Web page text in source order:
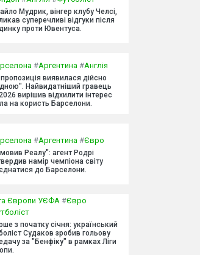
Мудрик, вінгер клубу Челсі,
суперечливі відгуки після
проти Ювентуса.
#Аргентина #Англія
виявилася дійсно
Найвидатніший гравець
вирішив відхилити інтерес
на користь Барселони.
#Аргентина #Євро
Реалу": агент Родрі
намір чемпіона світу
до Барселони.
Європи УЄФА#Євро
з початку січня: український
Судаков зробив гольову
за "Бенфіку" в рамках Ліги